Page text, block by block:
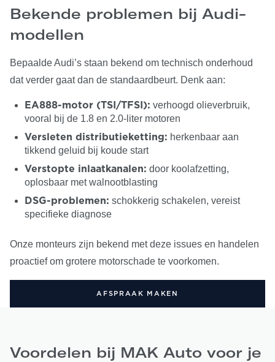
Bekende problemen bij Audi-
modellen
Bepaalde Audi’s staan bekend om technisch onderhoud
dat verder gaat dan de standaardbeurt. Denk aan:
EA888-motor (TSI/TFSI): verhoogd olieverbruik,
vooral bij de 1.8 en 2.0-liter motoren
Versleten distributieketting: herkenbaar aan
tikkend geluid bij koude start
Verstopte inlaatkanalen: door koolafzetting,
oplosbaar met walnootblasting
DSG-problemen: schokkerig schakelen, vereist
specifieke diagnose
Onze monteurs zijn bekend met deze issues en handelen
proactief om grotere motorschade te voorkomen.
AFSPRAAK MAKEN
Voordelen bij MAK Auto voor je